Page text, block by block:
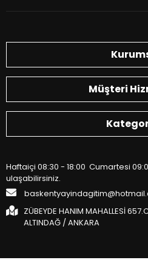
Müşteri
Haftaiçi 08:30 - 18:00 Cumartesi
ulaşabilirsiniz.
ZÜBEYDE HANIM MAHALLESİ
ALTINDAĞ / ANKARA